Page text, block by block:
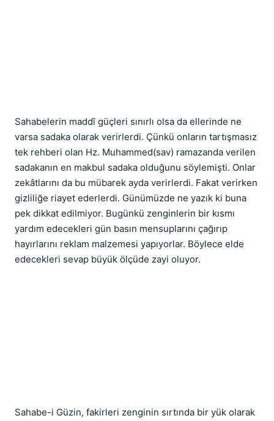
Sahabelerin maddî güçleri sınırlı olsa da ellerinde ne
varsa sadaka olarak verirlerdi. Çünkü onların tartışmasız
tek rehberi olan Hz. Muhammed(sav) ramazanda verilen
sadakanın en makbul sadaka olduğunu söylemişti. Onlar
zekâtlarını da bu mübarek ayda verirlerdi. Fakat verirken
gizliliğe riayet ederlerdi. Günümüzde ne yazık ki buna
pek dikkat edilmiyor. Bugünkü zenginlerin bir kısmı
yardım edecekleri gün basın mensuplarını çağırıp
hayırlarını reklam malzemesi yapıyorlar. Böylece elde
edecekleri sevap büyük ölçüde zayi oluyor.
Sahabe-i Güzin, fakirleri zenginin sırtında bir yük olarak